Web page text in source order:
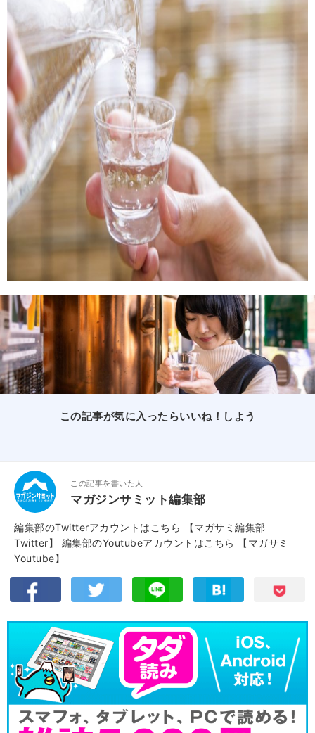
この記事が気に入ったらいいね！しよう
この記事を書いた人
マガジンサミット編集部
編集部のTwitterアカウントはこちら
【マガサミ編集部
Twitter】
編集部のYoutubeアカウントはこちら
【マガサミ
Youtube】